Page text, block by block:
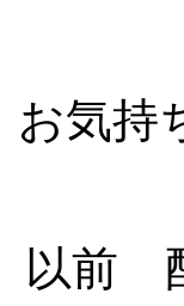
お気持
以前